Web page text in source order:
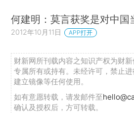
何建明：莫言获奖是对中国
2012年10月11日 APP打开
财新网所刊载内容之知识产权为财
专属所有或持有。未经许可，禁止
建立镜像等任何使用。
如有意愿转载，请发邮件至
确认及授权后，方可转载。